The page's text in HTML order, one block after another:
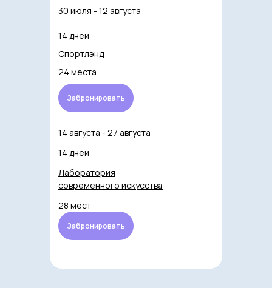
14 августа - 27 августа
14 дней
Лаборатория
современного искусства
28 мест
Забронировать
Забронировать
24 места
Спортлэнд
14 дней
30 июля - 12 августа